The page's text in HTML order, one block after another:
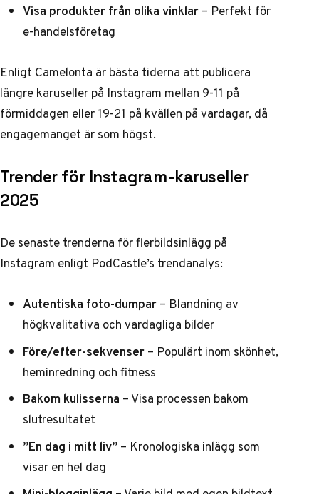
Visa produkter från olika vinklar– Perfekt för
e-handelsföretag
Enligt Camelonta är bästa tiderna att publicera
längre karuseller på Instagram mellan 9-11 på
förmiddagen eller 19-21 på kvällen på vardagar, då
engagemanget är som högst.
Trender för Instagram-karuseller
2025
De senaste trenderna för flerbildsinlägg på
Instagram enligt PodCastle’s trendanalys:
Autentiska foto-dumpar– Blandning av
högkvalitativa och vardagliga bilder
Före/efter-sekvenser– Populärt inom skönhet,
heminredning och fitness
Bakom kulisserna – Visa processen bakom
slutresultatet
”En dag i mitt liv”– Kronologiska inlägg som
visar en hel dag